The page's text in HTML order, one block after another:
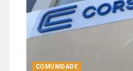
COMUNIDADE